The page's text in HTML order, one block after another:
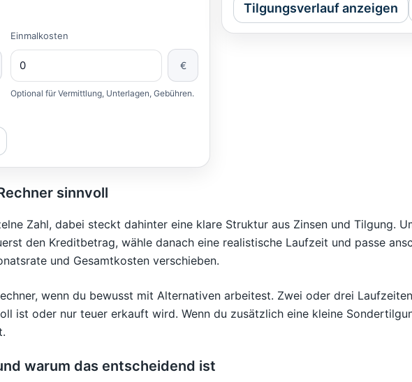
Einmalkosten
€
Optional für Vermittlung, Unterlagen, Gebühren.
Tilgungsverlauf anzeigen
sinnvoll
Zahl, dabei steckt dahinter eine klare Struktur aus Zinsen und Tilgung.
den Kreditbetrag, wähle danach eine realistische Laufzeit und passe
und Gesamtkosten verschieben.
wenn du bewusst mit Alternativen arbeitest. Zwei oder drei
ist oder nur teuer erkauft wird. Wenn du zusätzlich eine kleine
warum das entscheidend ist